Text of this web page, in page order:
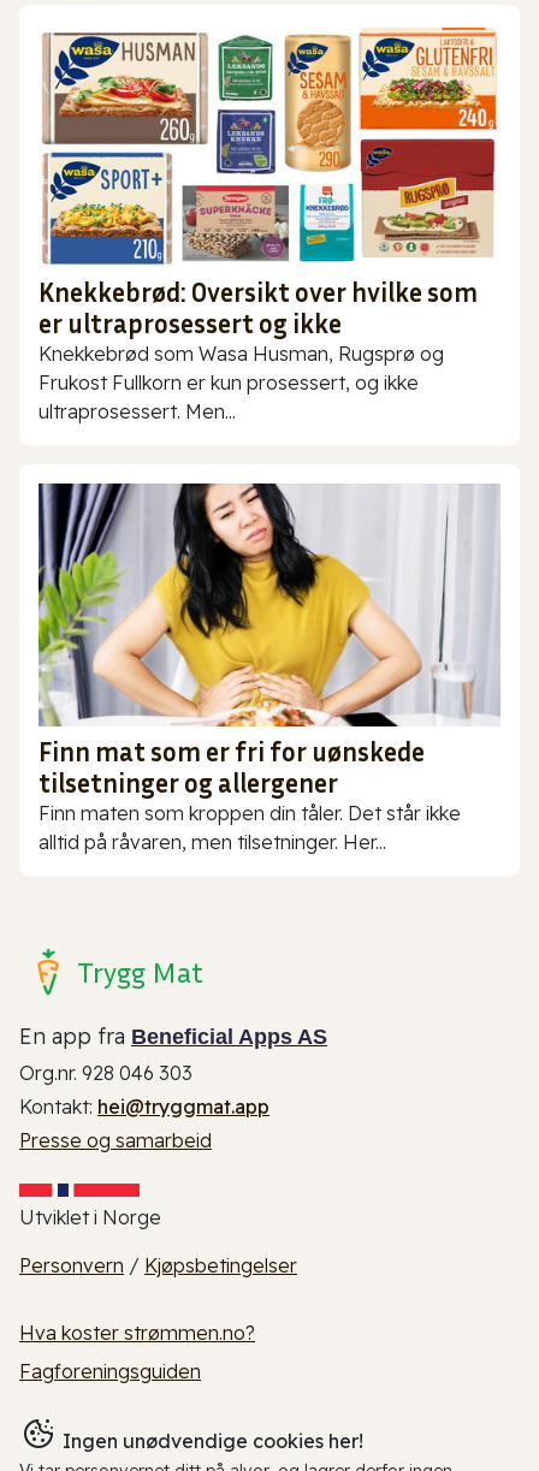
Knekkebrød: Oversikt over hvilke som
er ultraprosessert og ikke
Knekkebrød som Wasa Husman, Rugsprø og
Frukost Fullkorn er kun prosessert, og ikke
ultraprosessert. Men...
Finn mat som er fri for uønskede
tilsetninger og allergener
Finn maten som kroppen din tåler. Det står ikke
alltid på råvaren, men tilsetninger. Her...
Trygg Mat
En app fra Beneficial Apps AS
Org.nr. 928 046 303
Kontakt: hei@tryggmat.app
Presse og samarbeid
Utviklet i Norge
Personvern / Kjøpsbetingelser
Hva koster strømmen.no?
Fagforeningsguiden
Ingen unødvendige cookies her!